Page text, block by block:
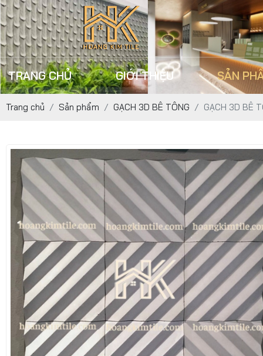
TRANG CHỦ GIỚI THIỆU SẢN
Trang chủ Sản phẩm GẠCH 3D BÊ TÔNG GẠCH 3D BÊ